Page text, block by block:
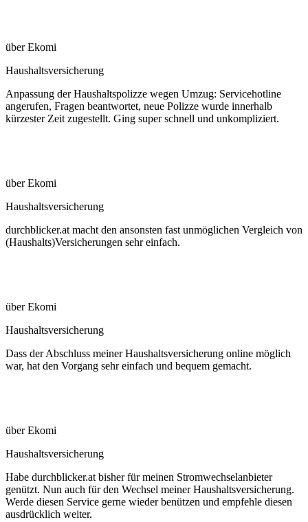
über Ekomi
Haushaltsversicherung
Anpassung der Haushaltspolizze wegen Umzug: Servicehotline
angerufen, Fragen beantwortet, neue Polizze wurde innerhalb
kürzester Zeit zugestellt. Ging super schnell und unkompliziert.
über Ekomi
Haushaltsversicherung
durchblicker.at macht den ansonsten fast unmöglichen Vergleich von
(Haushalts)Versicherungen sehr einfach.
über Ekomi
Haushaltsversicherung
Dass der Abschluss meiner Haushaltsversicherung online möglich
war, hat den Vorgang sehr einfach und bequem gemacht.
über Ekomi
Haushaltsversicherung
Habe durchblicker.at bisher für meinen Stromwechselanbieter
genützt. Nun auch für den Wechsel meiner Haushaltsversicherung.
Werde diesen Service gerne wieder benützen und empfehle diesen
ausdrücklich weiter.